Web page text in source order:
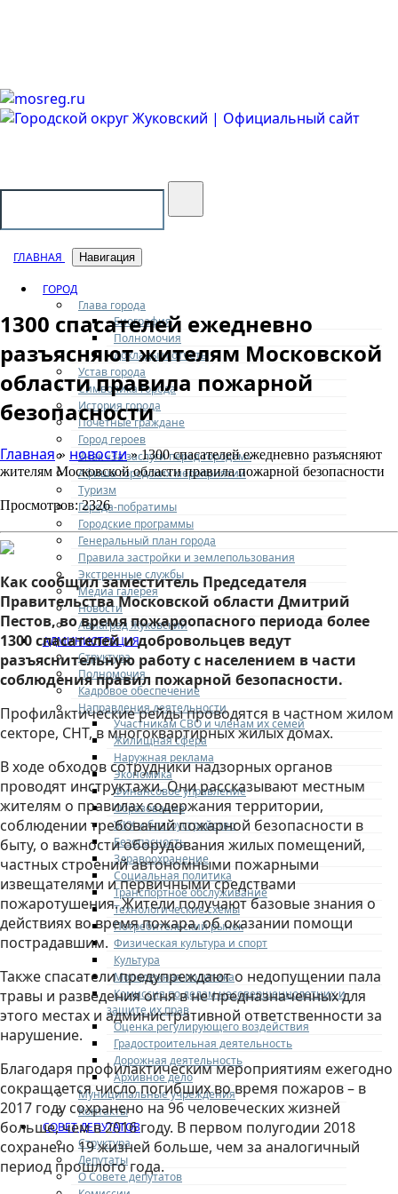
ГЛАВНАЯ Навигация
ГОРОД
Глава города
Биография
Полномочия
Доклады и отчеты
Устав города
Символика города
История города
Почетные граждане
Город героев
Знак «За заслуги перед городом»
Афиша городских мероприятий
Туризм
Города-побратимы
Городские программы
Генеральный план города
Правила застройки и землепользования
Экстренные службы
Медиа галерея
Новости
Авиаград Жуковский
АДМИНИСТРАЦИЯ
Структура
Полномочия
Кадровое обеспечение
Направления деятельности
Участникам СВО и членам их семей
Жилищная сфера
Наружная реклама
Экономика
Финансовое управление
Образование
ЖКХ и благоустройство
Безопасность
Здравоохранение
Социальная политика
Транспортное обслуживание
Технологические схемы
Потребительский рынок
Физическая культура и спорт
Культура
Молодежная политика
Комиссия по делам несовершеннолетних и
защите их прав
Оценка регулирующего воздействия
Градостроительная деятельность
Дорожная деятельность
Архивное дело
Муниципальные учреждения
Контакты
СОВЕТ ДЕПУТАТОВ
Структура
Депутаты
О Совете депутатов
1300 спасателей ежедневно
разъясняют жителям Московской
области правила пожарной
безопасности
Главная» новости» 1300 спасателей ежедневно разъясняют
жителям Московской области правила пожарной безопасности
Просмотров: 2326
Как сообщил заместитель Председателя
Правительства Московской области Дмитрий
Пестов, во время пожароопасного периода более
1300 спасателей и добровольцев ведут
разъяснительную работу с населением в части
соблюдения правил пожарной безопасности.
Профилактические рейды проводятся в частном жилом
секторе, СНТ, в многоквартирных жилых домах.
В ходе обходов сотрудники надзорных органов
проводят инструктажи. Они рассказывают местным
жителям о правилах содержания территории,
соблюдении требований пожарной безопасности в
быту, о важности оборудования жилых помещений,
частных строений автономными пожарными
извещателями и первичными средствами
пожаротушения. Жители получают базовые знания о
действиях во время пожара, об оказании помощи
пострадавшим.
Также спасатели предупреждают о недопущении пала
травы и разведения огня в не предназначенных для
этого местах и административной ответственности за
нарушение.
Благодаря профилактическим мероприятиям ежегодно
сокращается число погибших во время пожаров – в
2017 году сохранено на 96 человеческих жизней
больше, чем в 2016 году. В первом полугодии 2018
сохранено 19 жизней больше, чем за аналогичный
период прошлого года.